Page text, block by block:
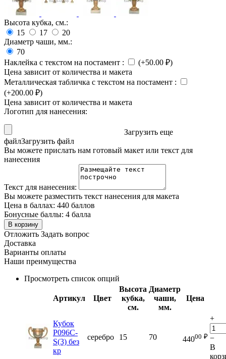
Высота кубка, см.:
15
17
20
Диаметр чаши, мм.:
70
Наклейка с текстом на постамент : (+50.00 ₽)
Цена зависит от количества и макета
Металлическая табличка с текстом на постамент :
(+200.00 ₽)
Цена зависит от количества и макета
Логотип для нанесения:
Загрузить еще
файлЗагрузить файл
Вы можете прислать нам готовый макет или текст для
нанесения
Текст для нанесения:
Вы можете разместить текст нанесения для макета
Цена в баллах: 440 баллов
Бонусные баллы: 4 балла
В корзину
Отложить Задать вопрос
Доставка
Варианты оплаты
Наши преимущества
Просмотреть список опций
Артикул Цвет
Высота
кубка,
см.
Диаметр
чаши,
мм.
Цена
Кубок
P096C-
S(3) без
кр
серебро 15 70 44000 ₽
+
−
В